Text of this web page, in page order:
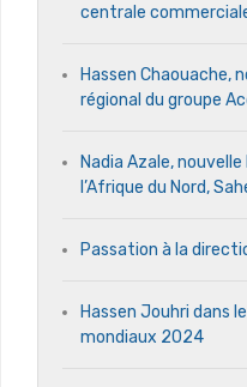
centrale
Hassen Chaouache,
régional du groupe
Nadia Azale, nouvelle
l’Afrique du Nord,
Passation à la
Hassen Jouhri dans
mondiaux 2024